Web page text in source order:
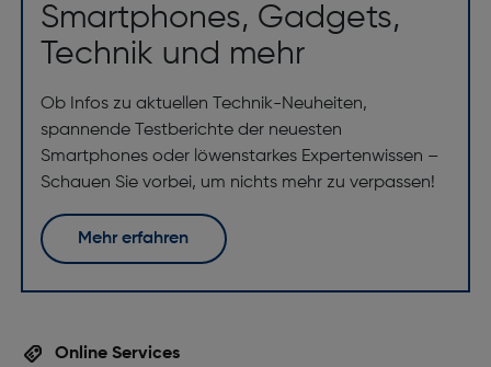
Bildschirmdiagonale ["]: 6.7
Bildschirmauflösung [Pixel]: 1080 x 2340
Art des Touchscreens: kapazitives Multi-Touch
Display-Typ: Super AMOLED
Anzahl Co-Prozessorkerne: 4
Smartphones, Gadgets,
Technik und mehr
Ob Infos zu aktuellen Technik-Neuheiten,
spannende Testberichte der neuesten
Smartphones oder löwenstarkes Expertenwissen –
Schauen Sie vorbei, um nichts mehr zu verpassen!
Mehr erfahren
Online Services